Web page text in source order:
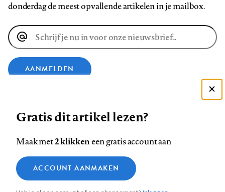
donderdag de meest opvallende artikelen in je mailbox.
E-
mailadres
AANMELDEN
op
Facebook
op
LinkedIn
op
Bluesky
ons
op
InstagramYouTube
Footer
Contact Colofon Disclaimer Privacy
Medische vragen verdienen
betrouwbare antwoorden
Zie onze cookie policy
Analytische cookies
Gratis dit artikel lezen?
Maak met2 klikkeneen gratis account aan
ACCOUNT AANMAKEN